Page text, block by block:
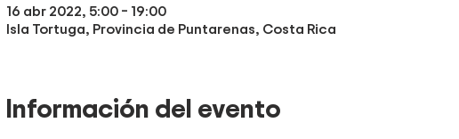
16 abr 2022, 5:00 – 19:00
Isla Tortuga, Provincia de Puntarenas, Costa Rica
Información del evento